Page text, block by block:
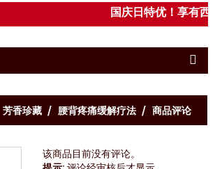
国庆日特优！享
芳香珍藏 腰背疼痛缓解疗法 商品评论
该商品目前没有评论。